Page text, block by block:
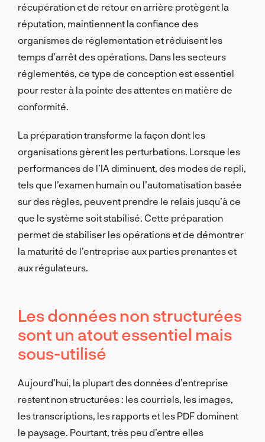
récupération et de retour en arrière protègent la
réputation, maintiennent la confiance des
organismes de réglementation et réduisent les
temps d’arrêt des opérations. Dans les secteurs
réglementés, ce type de conception est essentiel
pour rester à la pointe des attentes en matière de
conformité.
La préparation transforme la façon dont les
organisations gèrent les perturbations. Lorsque les
performances de l’IA diminuent, des modes de repli,
tels que l’examen humain ou l’automatisation basée
sur des règles, peuvent prendre le relais jusqu’à ce
que le système soit stabilisé. Cette préparation
permet de stabiliser les opérations et de démontrer
la maturité de l’entreprise aux parties prenantes et
aux régulateurs.
Les données non structurées
sont un atout essentiel mais
sous-utilisé
Aujourd’hui, la plupart des données d’entreprise
restent non structurées : les courriels, les images,
les transcriptions, les rapports et les PDF dominent
le paysage. Pourtant, très peu d’entre elles